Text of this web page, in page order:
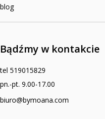
blog
Bądźmy w kontakcie
tel 519015829
pn.-pt. 9.00-17.00
biuro@bymoana.com